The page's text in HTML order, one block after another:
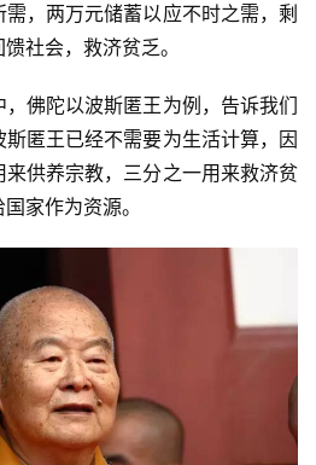
，两万元储蓄以应不时之需，剩
社会，救济贫乏。
佛陀以波斯匿王为例，告诉我们
匿王已经不需要为生活计算，因
供养宗教，三分之一用来救济贫
家作为资源。